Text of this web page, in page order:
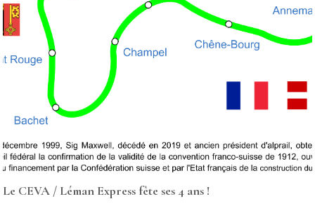
Le CEVA / Léman Express fête ses 4 ans !